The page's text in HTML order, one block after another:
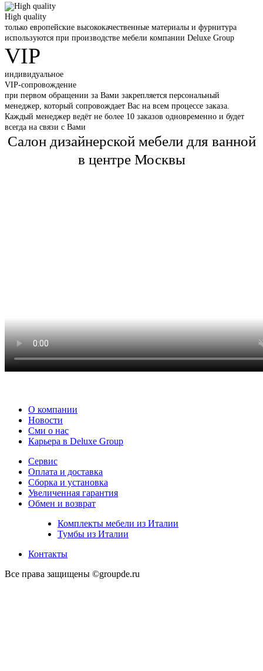
High quality
только европейские высококачественные материалы и фурнитура
используются при производстве мебели компании Deluxe Group
VIP
индивидуальное
VIP-сопровождение
при первом обращении за Вами закрепляется персональный
менеджер, который сопровождает Вас на всем процессе заказа.
Каждый менеджер ведёт не более 10 заказов одновременно и будет
всегда на связи с Вами
Салон дизайнерской мебели для ванной
в центре Москвы
О компании
Новости
Сми о нас
Карьера в Deluxe Group
Сервис
Оплата и доставка
Сборка и установка
Увеличенная гарантия
Обмен и возврат
Комплекты мебели из Италии
Тумбы из Италии
Контакты
Все права защищены ©groupde.ru